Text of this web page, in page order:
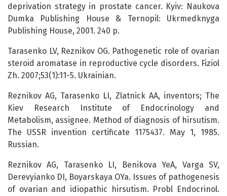
deprivation strategy in prostate cancer. Kyiv: Naukova
Dumka Publishing House & Ternopil: Ukrmedknyga
Publishing House, 2001. 240 p.
Tarasenko LV, Reznikov OG. Pathogenetic role of ovarian
steroid aromatase in reproductive cycle disorders. Fiziol
Zh. 2007;53(1):11-5. Ukrainian.
Reznikov AG, Tarasenko LI, Zlatnick AA, inventors; The
Kiev Research Institute of Endocrinology and
Metabolism, assignee. Method of diagnosis of hirsutism.
The USSR invention certificate 1175437. May 1, 1985.
Russian.
Reznikov AG, Tarasenko LI, Benikova YeA, Varga SV,
Derevyianko DI, Boyarskaya OYa. Issues of pathogenesis
of ovarian and idiopathic hirsutism. Probl Endocrinol.